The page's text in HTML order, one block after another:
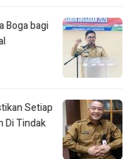
Boga bagi
Setiap
Di Tindak